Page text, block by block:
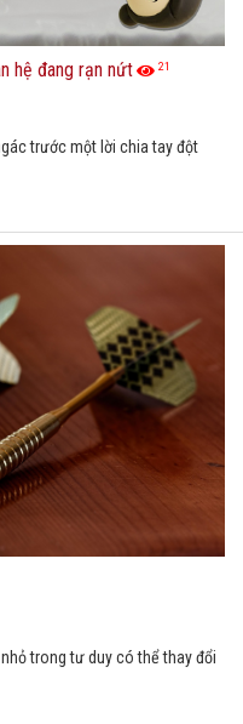
hệ đang rạn nứt 21
trước một lời chia tay đột
trong tư duy có thể thay đổi